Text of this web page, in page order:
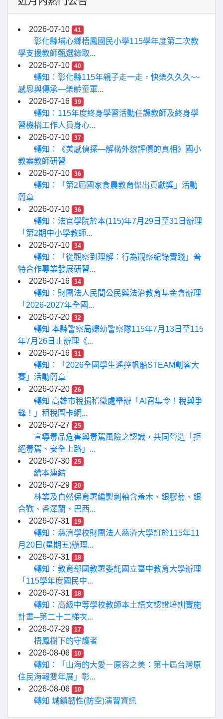
2026-07-10 41
彰化縣埔心鄉梧鳳國民小學115學年度第二次教
學支援教師甄選錄取...
2026-07-10
40
轉知：彰化縣115年親子走一走，快樂久久久~~
感恩與傳承—樂齡童軍...
2026-07-16
39
轉知：115年度終身學習活動任課教師及終身學
習機構工作人員身心...
2026-07-10
37
轉知：《美感偵探—解構外貌評價的真相》國小
教案教師研習
2026-07-10
36
轉知：「第2屆國家食農教育傑出貢獻獎」活動
簡章
2026-07-10
36
轉知：法官學院於本(115)年7月29日至31日辦理
「第2期中小學教師...
2026-07-10
34
轉知：「從觀察到理解：行為觀察紀錄實踐」普
特合作專業發展研習...
2026-07-16
34
轉知：財團法人民間公民與法治教育基金會辦理
「2026-2027年全國...
2026-07-20
32
轉知 本縣警察局婦幼警察隊115年7月13日至115
年7月26日止辦理《...
2026-07-16
31
轉知：「2026全國學生遙控帆船STEAM創客大
賽」活動簡章
2026-07-20
26
轉知 高雄市稅捐稽徵處舉辦「AI召集令！稅與爭
鋒！」租稅圖卡網...
2026-07-27
25
宣導毒品危害與毒駕風險之認識，共同營造「拒
絕毒駕、安全上路」...
2026-07-30
25
繪本連結
2026-07-29
20
林業及自然保育署編製刺軸含羞木、銀膠菊、銀
合歡、香澤蘭、巴西...
2026-07-31
19
轉知：慈濟學校財團法人慈濟大學訂於115年11
月20日(星期五)辦理...
2026-07-31
18
轉知：教育部國教署委託國立臺中教育大學辦理
「115學年度國民中...
2026-07-31
18
轉知：高級中等學校教師本土語文認證培訓實施
計畫─第二十二梯次...
2026-07-29
17
梧鳳樹下的守護者
2026-08-06
10
轉知：「山海的大愛－原容之美：第十屆台灣原
住民海報雙年展」彰...
2026-08-06
10
轉知 城鎮韌性(防空)演習資訊